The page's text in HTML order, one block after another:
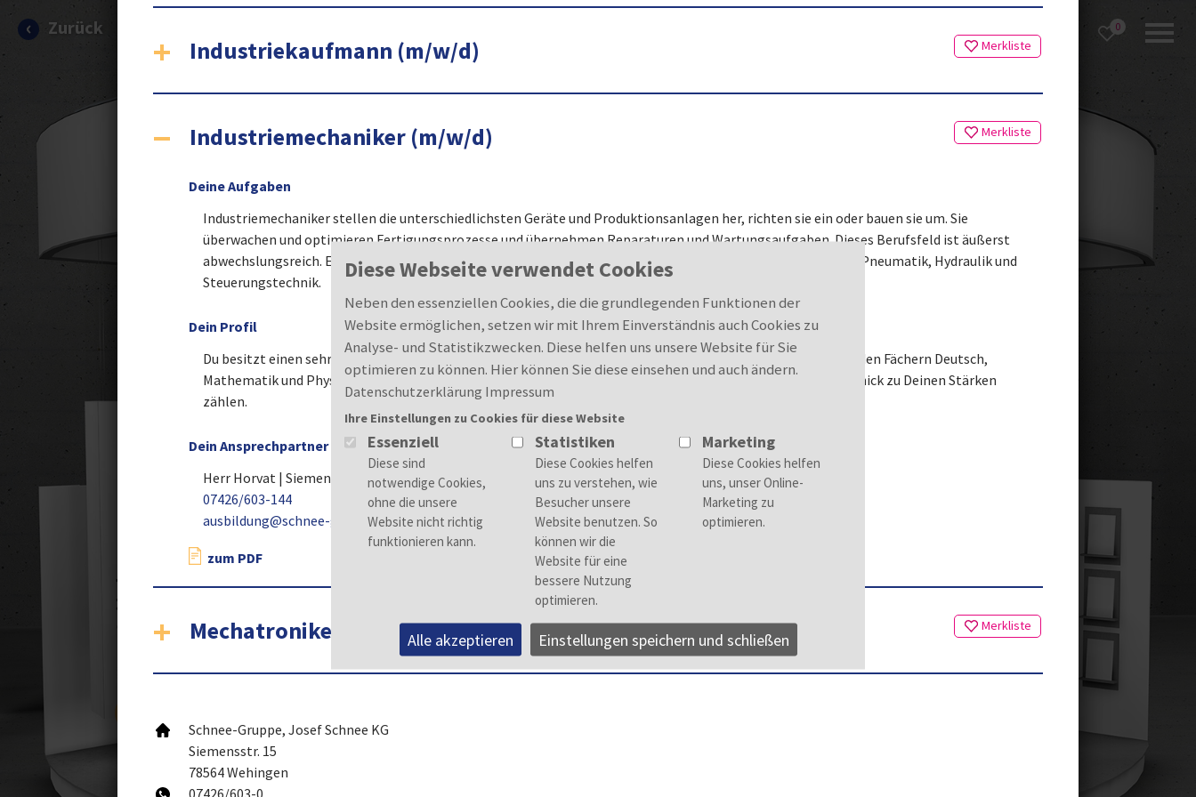
Merkliste
Merkliste
0
Zurück
Industriekaufmann (m/w/d)
Industriemechaniker (m/w/d)
Deine Aufgaben
Industriemechaniker stellen die unterschiedlichsten Geräte und Produktionsanlagen her, richten sie ein oder bauen sie um. Sie
überwachen und optimieren Fertigungsprozesse und übernehmen Reparaturen und Wartungsaufgaben. Dieses Berufsfeld ist äußerst
abwechslungsreich. Es sind vielfältige Kenntnisse erforderlich - von der Werkstoffkunde bis hin zu Mechanik, Pneumatik, Hydraulik und
Steuerungstechnik.
Dein Profil
Du besitzt einen sehr guten Hauptschulabschluss oder einen guten Realschulabschluss sowie gute Noten in den Fächern Deutsch,
Mathematik und Physik. Dich interessieren technische Zusammenhänge und Du kannst handwerkliches Geschick zu Deinen Stärken
zählen.
Dein Ansprechpartner
Herr Horvat | Siemensstr. 15 | 78564 Wehingen
07426/603-144
ausbildung@schnee-gruppe.com
zum PDF
Mechatroniker (m/w/d)
Schnee-Gruppe, Josef Schnee KG
Siemensstr. 15
78564 Wehingen
07426/603-0
Diese Webseite verwendet Cookies
Neben den essenziellen Cookies, die die grundlegenden Funktionen der
Website ermöglichen, setzen wir mit Ihrem Einverständnis auch Cookies zu
Analyse- und Statistikzwecken. Diese helfen uns unsere Website für Sie
optimieren zu können. Hier können Sie diese einsehen und auch ändern.
Datenschutzerklärung Impressum
Ihre Einstellungen zu Cookies für diese Website
Essenziell Statistiken Marketing
Alle akzeptieren Einstellungen speichern und schließen